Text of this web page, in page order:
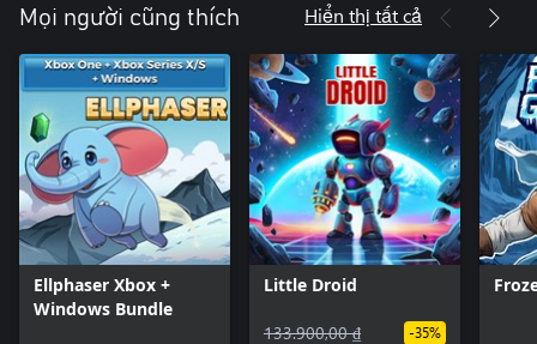
Mọi người cũng thích Hiển thị tất cả
Ellphaser Xbox +
Windows Bundle
Little Droid
133.900,00 ₫ -35%